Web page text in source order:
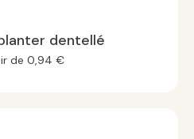
dentellé
de 0,94 €